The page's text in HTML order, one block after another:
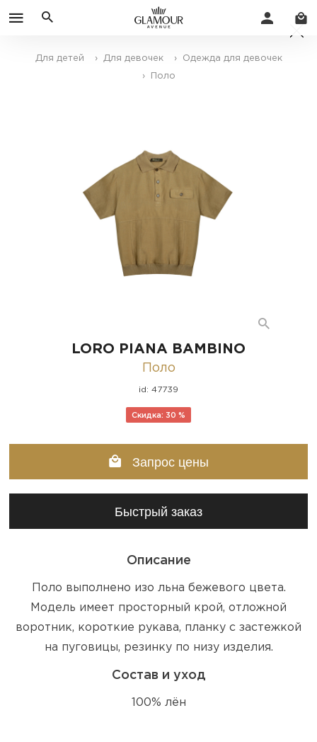
Для детей › Для девочек › Одежда для девочек
› Поло
LORO PIANA BAMBINO
Поло
id: 47739
Скидка: 30 %
Запрос цены
Быстрый заказ
Описание
Поло выполнено изо льна бежевого цвета.
Модель имеет просторный крой, отложной
воротник, короткие рукава, планку с застежкой
на пуговицы, резинку по низу изделия.
Состав и уход
100% лён